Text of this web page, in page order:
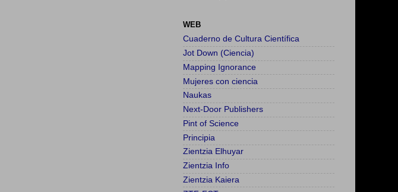
WEB
Cuaderno de Cultura Científica
Jot Down (Ciencia)
Mapping Ignorance
Mujeres con ciencia
Naukas
Next-Door Publishers
Pint of Science
Principia
Zientzia Elhuyar
Zientzia Info
Zientzia Kaiera